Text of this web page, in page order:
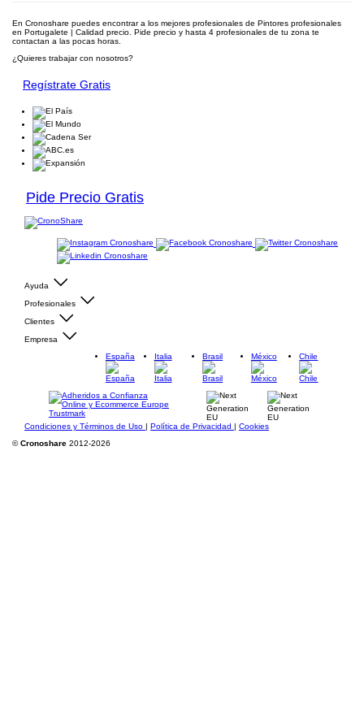
En Cronoshare puedes encontrar a los mejores profesionales de Pintores profesionales
en Portugalete | Calidad precio. Pide precio y hasta 4 profesionales de tu zona te
contactan a las pocas horas.
¿Quieres trabajar con nosotros?
Regístrate Gratis
Pide Precio Gratis
Ayuda
Profesionales
Clientes
Empresa
España
Italia Brasil México Chile
Condiciones y Términos de Uso | Política de Privacidad | Cookies
©Cronoshare 2012-2026